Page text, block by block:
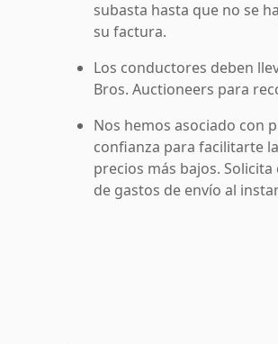
subasta hasta que no se
su factura.
Los conductores deben
Bros. Auctioneers para
Nos hemos asociado con
confianza para facilitarte
precios más bajos.
de gastos de envío al